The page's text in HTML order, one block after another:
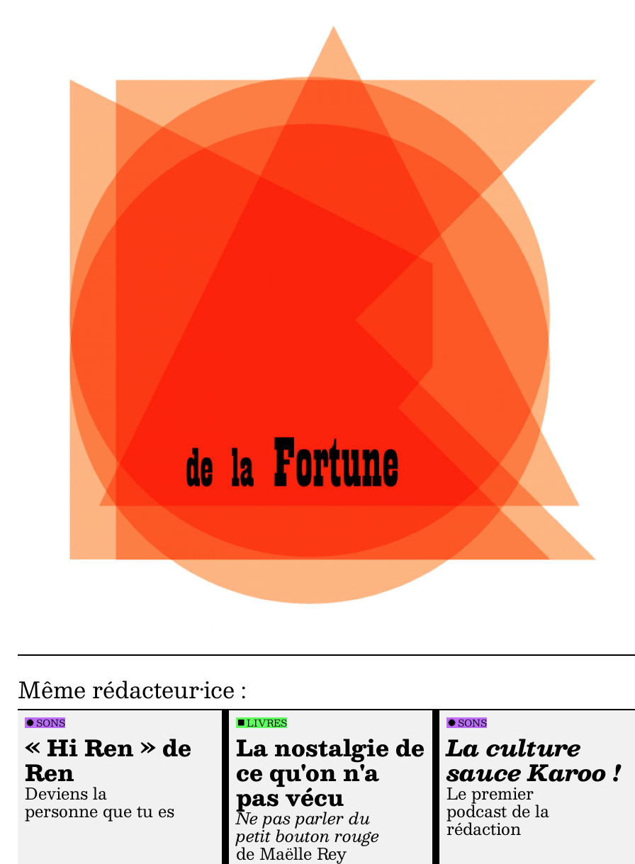
Même rédacteur·ice :
SONS
« Hi Ren » de
Ren
Deviens la
personne que tu es
LIVRES
La nostalgie de
ce qu'on n'a
pas vécu
Ne pas parler du
petit bouton rouge
de Maëlle Rey
SONS
La culture
sauce Karoo !
Le premier
podcast de la
rédaction